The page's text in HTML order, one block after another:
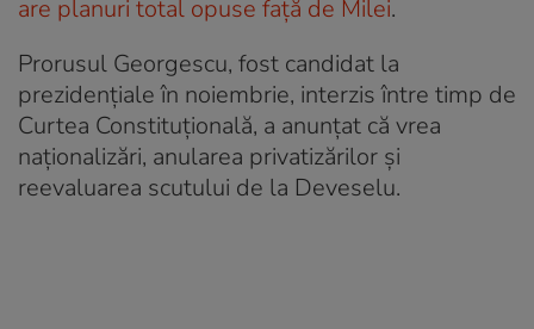
are planuri total opuse față de Milei.
Prorusul Georgescu, fost candidat la
prezidențiale în noiembrie, interzis între timp de
Curtea Constituțională, a anunțat că vrea
naționalizări, anularea privatizărilor și
reevaluarea scutului de la Deveselu.